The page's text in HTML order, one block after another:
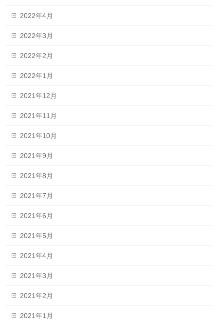
2022年4月
2022年3月
2022年2月
2022年1月
2021年12月
2021年11月
2021年10月
2021年9月
2021年8月
2021年7月
2021年6月
2021年5月
2021年4月
2021年3月
2021年2月
2021年1月